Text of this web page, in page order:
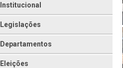
Institucional
Legislações
Departamentos
Eleições